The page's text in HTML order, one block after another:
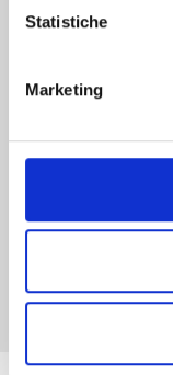
Statistiche
Marketing